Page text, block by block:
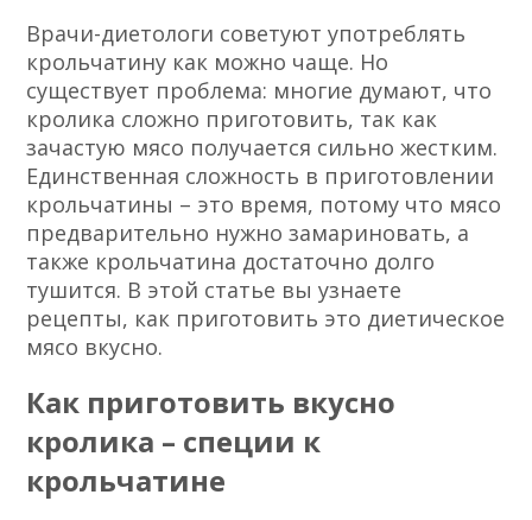
Врачи-диетологи советуют употреблять
крольчатину как можно чаще. Но
существует проблема: многие думают, что
кролика сложно приготовить, так как
зачастую мясо получается сильно жестким.
Единственная сложность в приготовлении
крольчатины – это время, потому что мясо
предварительно нужно замариновать, а
также крольчатина достаточно долго
тушится. В этой статье вы узнаете
рецепты, как приготовить это диетическое
мясо вкусно.
Как приготовить вкусно
кролика – специи к
крольчатине